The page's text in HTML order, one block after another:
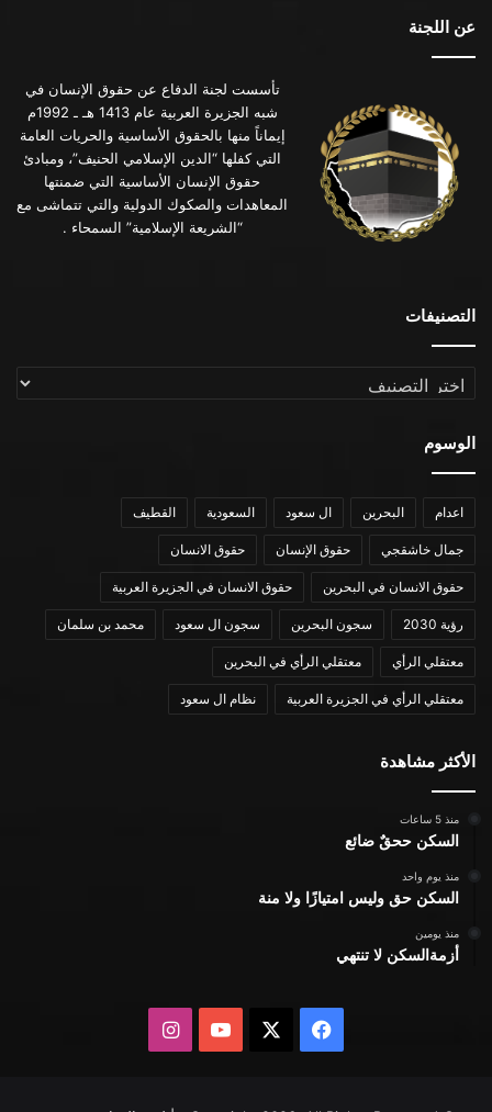
عن اللجنة
تأسست لجنة الدفاع عن حقوق الإنسان في
شبه الجزيرة العربية عام 1413 هـ ـ 1992م
إيماناً منها بالحقوق الأساسية والحريات العامة
التي كفلها “الدين الإسلامي الحنيف”، ومبادئ
حقوق الإنسان الأساسية التي ضمنتها
المعاهدات والصكوك الدولية والتي تتماشى مع
“الشريعة الإسلامية” السمحاء .
التصنيفات
التصنيفات
الوسوم
اعدام البحرين ال سعود السعودية القطيف
جمال خاشقجي حقوق الإنسان حقوق الانسان
حقوق الانسان في البحرين حقوق الانسان في الجزيرة العربية
رؤية 2030 سجون البحرين سجون ال سعود محمد بن سلمان
معتقلي الرأي معتقلي الرأي في البحرين
معتقلي الرأي في الجزيرة العربية نظام ال سعود
الأكثر مشاهدة
منذ 5 ساعات
السكن ححقٌ ضائع
منذ يوم واحد
السكن حق وليس امتيازًا ولا منة
منذ يومين
أزمةالسكن لا تنتهي
فيسبوك يوتيوبانستقرام